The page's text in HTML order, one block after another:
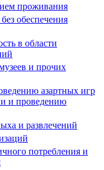
проживания
обеспечения
в области
и прочих
азартных игр
и проведению
и развлечений
потребления и